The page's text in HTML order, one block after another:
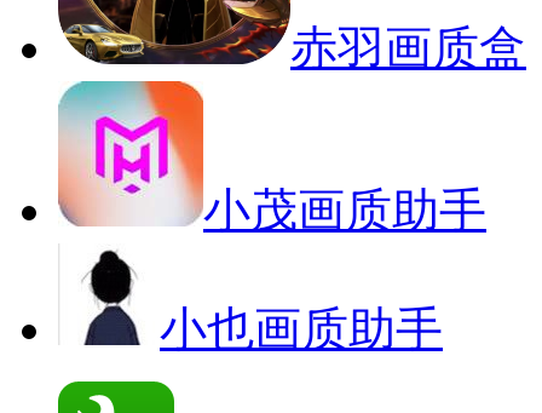
赤羽画质盒
小茂画质助手
小也画质助手